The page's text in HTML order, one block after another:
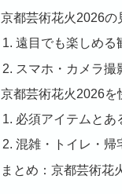
京都芸術花火2026の
遠目でも楽しめる
スマホ・カメラ撮
京都芸術花火2026を
必須アイテムとあ
混雑・トイレ・帰
まとめ：京都芸術花